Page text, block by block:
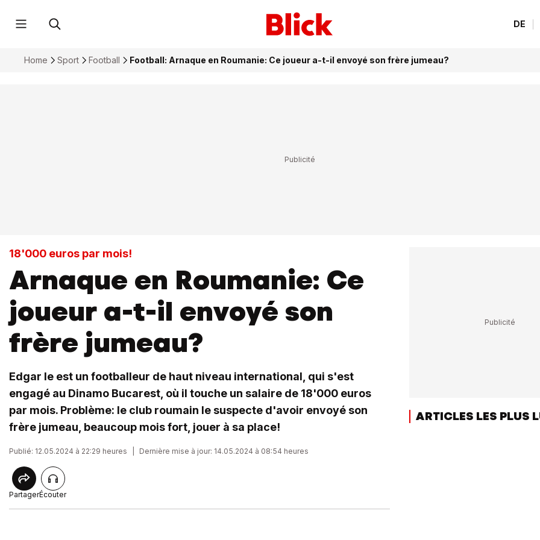
DE
Home Sport Football Football: Arnaque en Roumanie: Ce joueur a-t-il envoyé son frère jumeau?
18'000 euros par mois!
Arnaque en Roumanie: Ce
joueur a-t-il envoyé son
frère jumeau?
Edgar Ie est un footballeur de haut niveau international, qui s'est
engagé au Dinamo Bucarest, où il touche un salaire de 18'000 euros
par mois. Problème: le club roumain le suspecte d'avoir envoyé son
frère jumeau, beaucoup mois fort, jouer à sa place!
Publié: 12.05.2024 à 22:29 heures Dernière mise à jour: 14.05.2024 à 08:54 heures
PartagerÉcouter
ARTICLES LES PLUS